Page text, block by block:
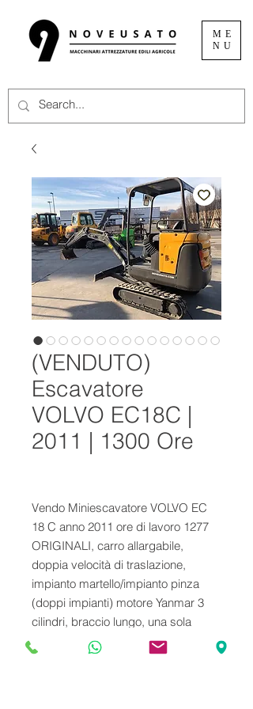
ME
NU
(VENDUTO)
Escavatore
VOLVO EC18C |
2011 | 1300 Ore
Vendo Miniescavatore VOLVO EC
18 C anno 2011 ore di lavoro 1277
ORIGINALI, carro allargabile,
doppia velocità di traslazione,
impianto martello/impianto pinza
(doppi impianti) motore Yanmar 3
cilindri, braccio lungo, una sola
benna standard 50cm (quella
montata). Peso operativo 17,50 ql.